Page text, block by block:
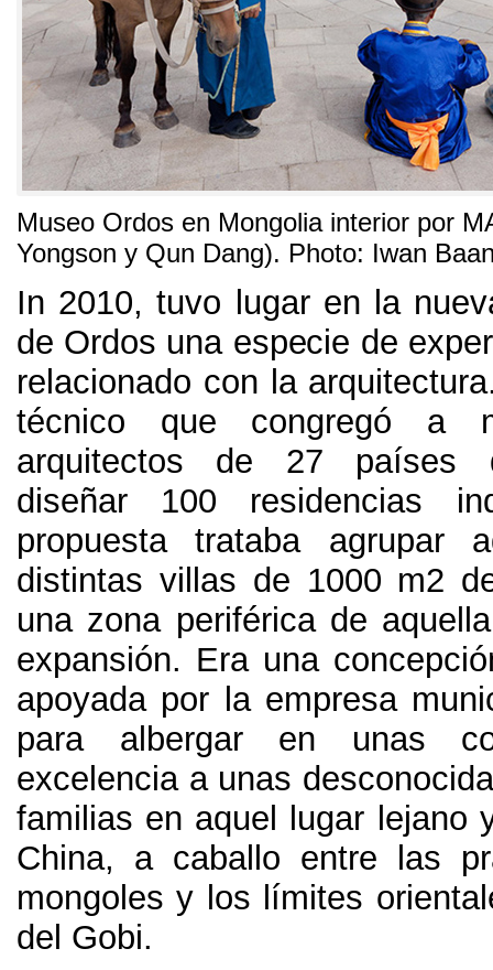
Museo Ordos en Mongolia interior por
Yongson y Qun Dang). Photo: Iwan
In 2010,tuvo lugar en la
de Ordos una especie de
relacionado con la arquitectura
técnico que congregó a
arquitectos de 27 países
diseñar 100 residencias
propuesta trataba agrupar
distintas villas de 1000 m2
una zona periférica de
expansión. Era una
apoyada por la empresa
para albergar en unas
excelencia a unas
familias en aquel lugar lejano
China, a caballo entre las
mongoles y los límites
del Gobi.